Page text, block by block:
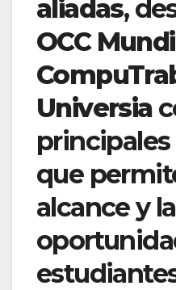
aliadas,
OCC
Universia
principales
que
alcance y